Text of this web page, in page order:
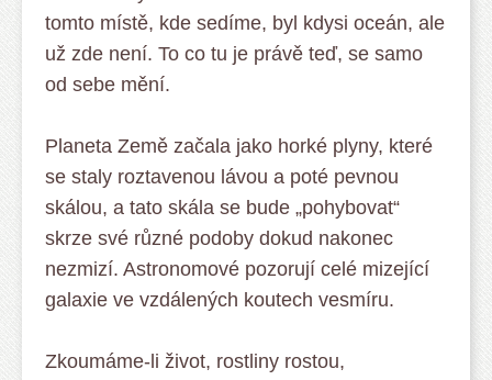
tomto místě, kde sedíme, byl kdysi oceán, ale
už zde není. To co tu je právě teď, se samo
od sebe mění.
Planeta Země začala jako horké plyny, které
se staly roztavenou lávou a poté pevnou
skálou, a tato skála se bude „pohybovat“
skrze své různé podoby dokud nakonec
nezmizí. Astronomové pozorují celé mizející
galaxie ve vzdálených koutech vesmíru.
Zkoumáme-li život, rostliny rostou,